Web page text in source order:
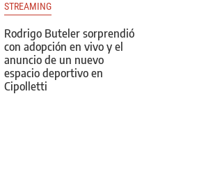
STREAMING
Rodrigo Buteler sorprendió
con adopción en vivo y el
anuncio de un nuevo
espacio deportivo en
Cipolletti